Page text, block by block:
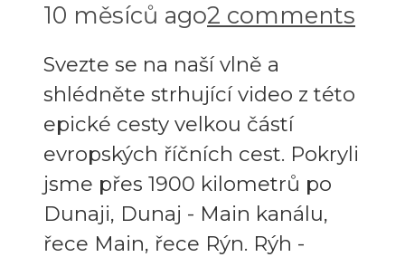
10 měsíců ago2 comments
Svezte se na naší vlně a
shlédněte strhující video z této
epické cesty velkou částí
evropských říčních cest. Pokryli
jsme přes 1900 kilometrů po
Dunaji, Dunaj - Main kanálu,
řece Main, řece Rýn. Rýh -